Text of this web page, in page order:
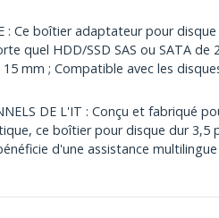
: Ce boîtier adaptateur pour
quel HDD/SSD SAS ou SATA de
mm ; Compatible avec les
DE L'IT : Conçu et fabriqué
ce boîtier pour disque dur 3,5
d'une assistance